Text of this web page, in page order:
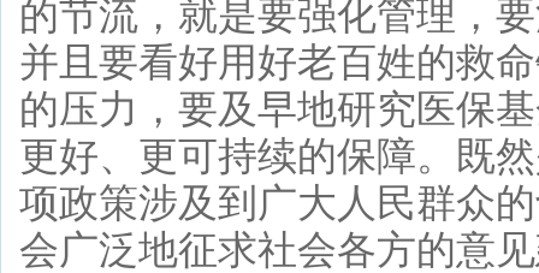
的节流，就是要强化管理，
并且要看好用好老百姓的救
的压力，要及早地研究医保
更好、更可持续的保障。既
项政策涉及到广大人民群众
会广泛地征求社会各方的意